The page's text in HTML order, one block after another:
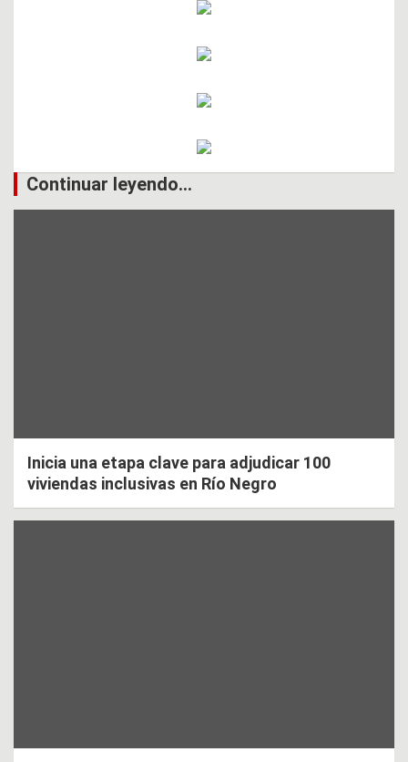
Continuar leyendo...
Inicia una etapa clave para adjudicar 100
viviendas inclusivas en Río Negro